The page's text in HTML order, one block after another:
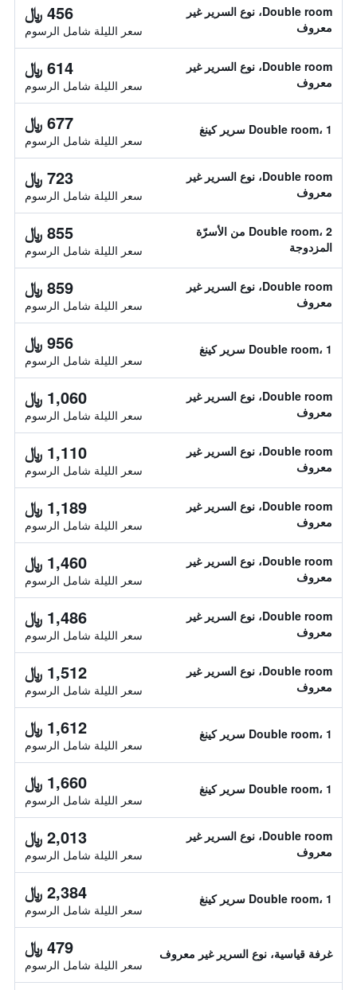
Double room، نوع السرير غير
معروف
456 ﷼
سعر الليلة شامل الرسوم
Double room، نوع السرير غير
معروف
614 ﷼
سعر الليلة شامل الرسوم
Double room، 1 سرير كينغ 677 ﷼
سعر الليلة شامل الرسوم
Double room، نوع السرير غير
معروف
723 ﷼
سعر الليلة شامل الرسوم
Double room، 2 من الأسرّة
المزدوجة
855 ﷼
سعر الليلة شامل الرسوم
Double room، نوع السرير غير
معروف
859 ﷼
سعر الليلة شامل الرسوم
Double room، 1 سرير كينغ 956 ﷼
سعر الليلة شامل الرسوم
Double room، نوع السرير غير
معروف
1,060 ﷼
سعر الليلة شامل الرسوم
Double room، نوع السرير غير
معروف
1,110 ﷼
سعر الليلة شامل الرسوم
Double room، نوع السرير غير
معروف
1,189 ﷼
سعر الليلة شامل الرسوم
Double room، نوع السرير غير
معروف
1,460 ﷼
سعر الليلة شامل الرسوم
Double room، نوع السرير غير
معروف
1,486 ﷼
سعر الليلة شامل الرسوم
Double room، نوع السرير غير
معروف
1,512 ﷼
سعر الليلة شامل الرسوم
Double room، 1 سرير كينغ 1,612 ﷼
سعر الليلة شامل الرسوم
Double room، 1 سرير كينغ 1,660 ﷼
سعر الليلة شامل الرسوم
Double room، نوع السرير غير
معروف
2,013 ﷼
سعر الليلة شامل الرسوم
Double room، 1 سرير كينغ 2,384 ﷼
سعر الليلة شامل الرسوم
غرفة قياسية، نوع السرير غير معروف 479 ﷼
سعر الليلة شامل الرسوم